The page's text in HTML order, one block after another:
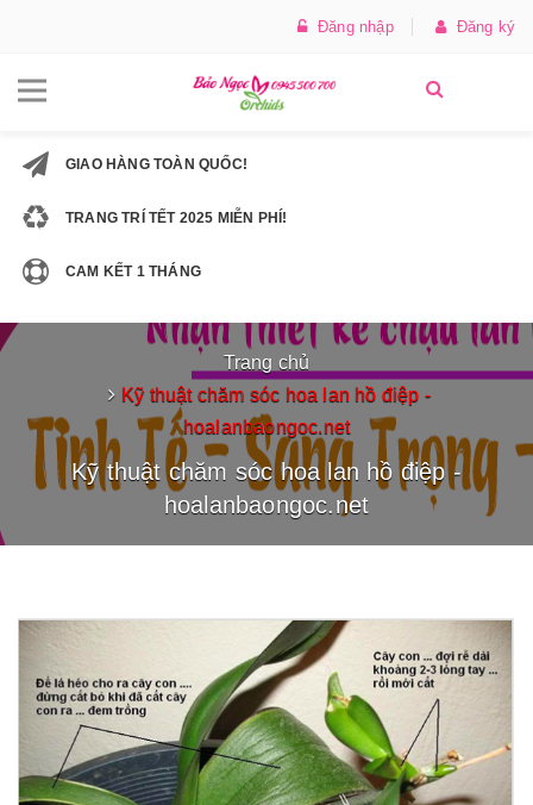
Đăng nhập Đăng ký
GIAO HÀNG TOÀN QUỐC!
TRANG TRÍ TẾT 2025 MIỄN PHÍ!
CAM KẾT 1 THÁNG
Trang chủ
Kỹ thuật chăm sóc hoa lan hồ điệp -
hoalanbaongoc.net
Kỹ thuật chăm sóc hoa lan hồ điệp -
hoalanbaongoc.net